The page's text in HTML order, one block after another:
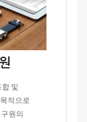
및
적으로
원의